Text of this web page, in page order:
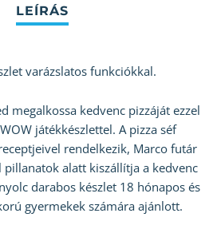
varázslatos funkciókkal.
megalkossa kedvenc pizzáját ezzel
játékkészlettel. A pizza séf
rendelkezik, Marco futár
alatt kiszállítja a kedvenc
darabos készlet 18 hónapos és
gyermekek számára ajánlott.